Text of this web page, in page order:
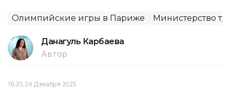
Олимпийские игры в Париже Министерство
Данагуль Карбаева
Автор
19:31, 24 Декабря 2025